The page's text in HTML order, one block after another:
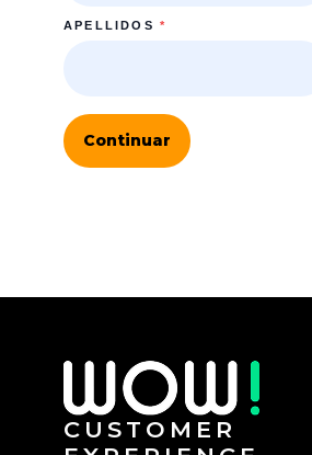
APELLIDOS *
Continuar
CUSTOMER